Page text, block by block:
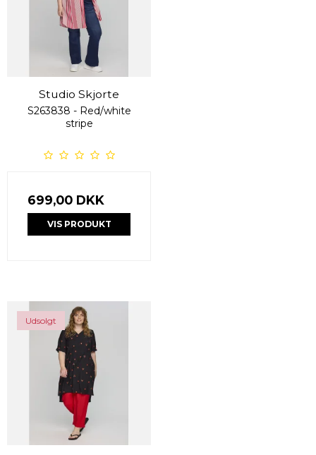
Studio Skjorte
S263838 - Red/white
stripe
699,00 DKK
VIS PRODUKT
Udsolgt